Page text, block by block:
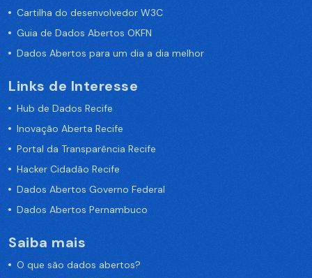
Cartilha do desenvolvedor W3C
Guia de Dados Abertos OKFN
Dados Abertos para um dia a dia melhor
Links de Interesse
Hub de Dados Recife
Inovação Aberta Recife
Portal da Transparência Recife
Hacker Cidadão Recife
Dados Abertos Governo Federal
Dados Abertos Pernambuco
Saiba mais
O que são dados abertos?